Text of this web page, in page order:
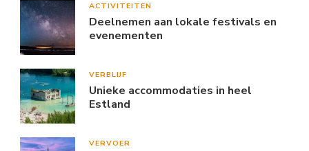
ACTIVITEITEN
Deelnemen aan lokale festivals en
evenementen
VERBLIJF
Unieke accommodaties in heel
Estland
VERVOER